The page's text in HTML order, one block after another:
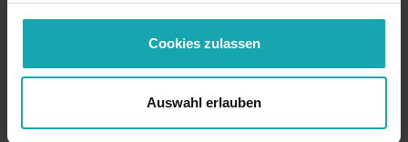
Cookies zulassen
Auswahl erlauben